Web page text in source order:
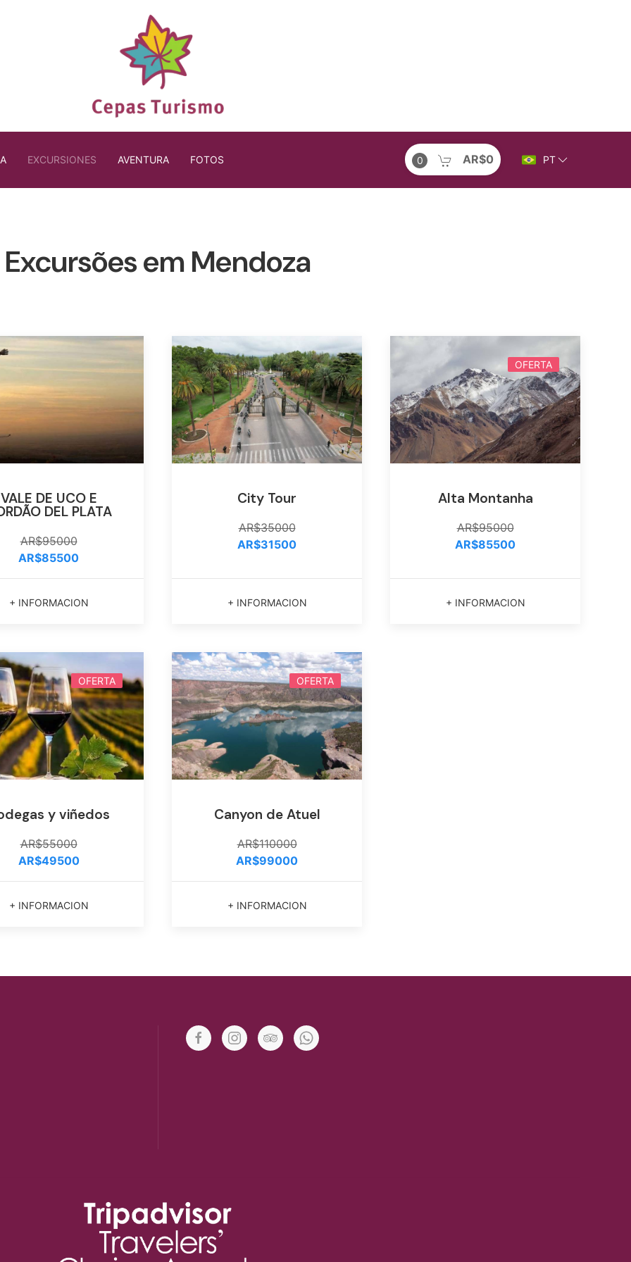
EXCURSIONES AVENTURA FOTOS 0 AR$0 PT
Excursões em Mendoza
VALE DE UCO E
DEL PLATA
AR$95000
AR$85500
+ INFORMACION
City Tour
AR$35000
AR$31500
+ INFORMACION
OFERTA
Alta Montanha
AR$95000
AR$85500
+ INFORMACION
OFERTA
y viñedos
AR$55000
AR$49500
+ INFORMACION
OFERTA
Canyon de Atuel
AR$110000
AR$99000
+ INFORMACION